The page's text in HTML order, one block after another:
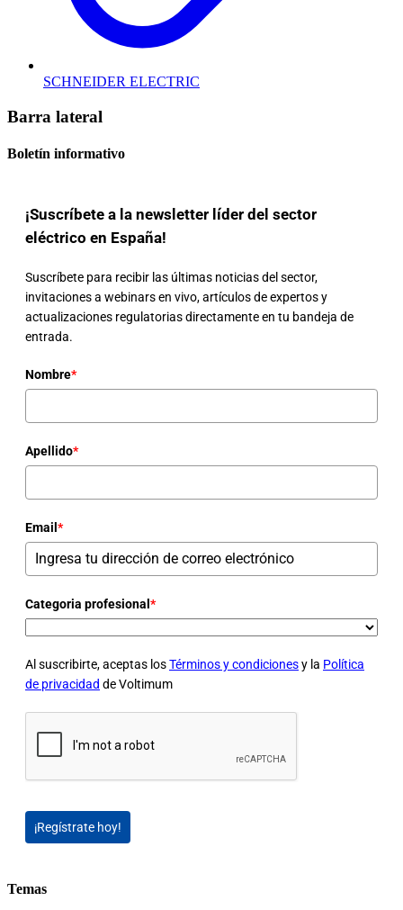
SCHNEIDER ELECTRIC
Barra lateral
Boletín informativo
¡Suscríbete a la newsletter líder del sector
eléctrico en España!
Suscríbete para recibir las últimas noticias del sector,
invitaciones a webinars en vivo, artículos de expertos y
actualizaciones regulatorias directamente en tu bandeja de
entrada.
Nombre*
Apellido*
Email *
Categoria profesional *
Al suscribirte, aceptas losTérminos y condicionesy la Política
de privacidad de Voltimum
¡Regístrate hoy!
Temas